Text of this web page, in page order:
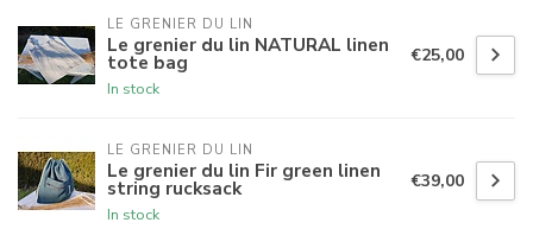
LE GRENIER DU LIN
Le grenier du lin NATURAL linen
tote bag
In stock
€25,00
LE GRENIER DU LIN
Le grenier du lin Fir green linen
string rucksack
In stock
€39,00